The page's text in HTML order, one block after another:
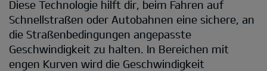
Diese Technologie hilft dir, beim Fahren auf
Schnellstraßen oder Autobahnen eine sichere, an
die Straßenbedingungen angepasste
Geschwindigkeit zu halten. In Bereichen mit
engen Kurven wird die Geschwindigkeit